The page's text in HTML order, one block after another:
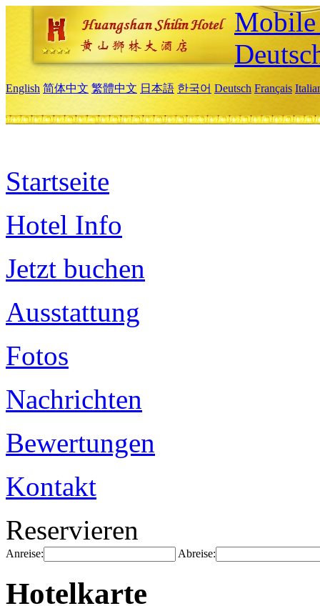
English 简体中文 繁體中文 日本語 한국어 Deutsch Français
Startseite
Hotel Info
Jetzt buchen
Ausstattung
Fotos
Nachrichten
Bewertungen
Kontakt
Reservieren
Anreise: Abreise:
Hotelkarte